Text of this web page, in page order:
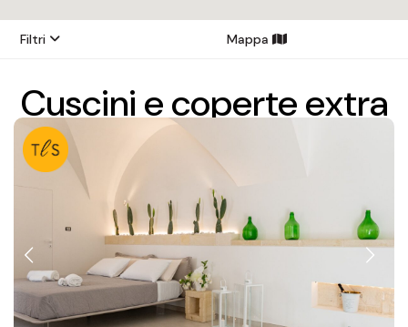
Filtri Mappa
Cuscini e coperte extra